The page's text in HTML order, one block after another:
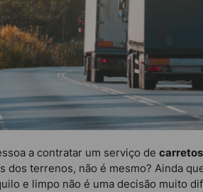
a contratar um serviço de
dos terrenos, não é mesmo? Ainda
e limpo não é uma decisão muito